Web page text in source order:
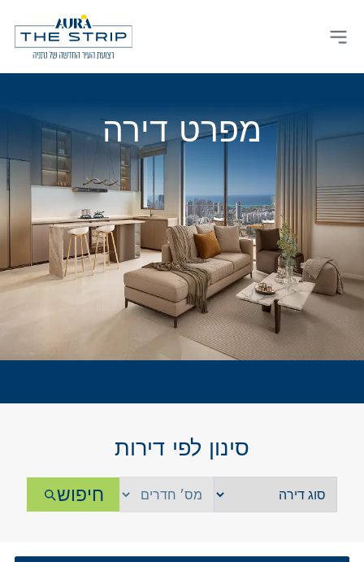
content
Open main menu
מפרט דירה
סינון לפי דירות
חיפוש